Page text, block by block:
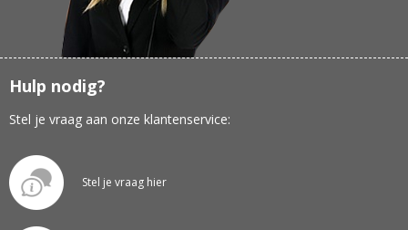
Hulp nodig?
Stel je vraag aan onze klantenservice:
Stel je vraag hier